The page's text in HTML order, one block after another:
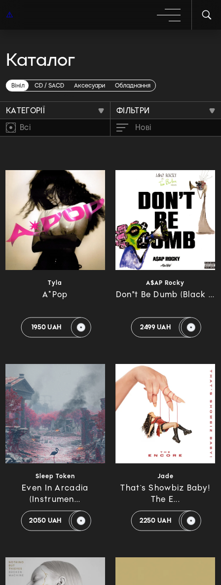
Каталог
Вініл CD / SACD Аксесуари Обладнання
Вініл rca
КАТЕГОРІЇ
ФІЛЬТРИ
Всі
Нові
Tyla
A*Pop
1950 UAH
A$AP Rocky
Don"t Be Dumb (Black ...
2499 UAH
Sleep Token
Even In Arcadia
(Instrumen...
2050 UAH
Jade
That`s Showbiz Baby!
The E...
2250 UAH